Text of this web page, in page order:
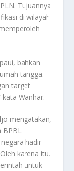
Tujuannya
di wilayah
bahkan
tangga.
target
kata Wanhar.
mengatakan,
BPBL
hadir
karena itu,
untuk